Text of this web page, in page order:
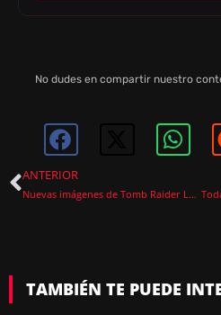
No dudes en compartir nuestro
ANTERIOR
Nuevas imágenes de Tomb Raider Legacy of Atlantis aparecen en la PS Store antes del State of Play
TAMBIÉN TE PUEDE